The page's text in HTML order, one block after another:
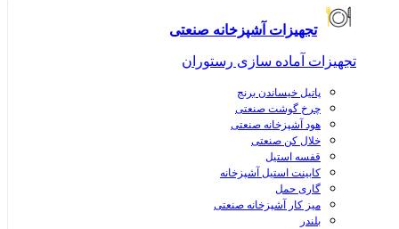
تجهیزات آشپزخانه صنعتی
تجهیزات آماده سازی رستوران
پاتیل خیساندن برنج
چرخ گوشت صنعتی
هود آشپزخانه صنعتی
خلال کن صنعتی
قفسه استیل
کابینت استیل آشپزخانه
گاری حمل
میز کار آشپزخانه صنعتی
بلندر